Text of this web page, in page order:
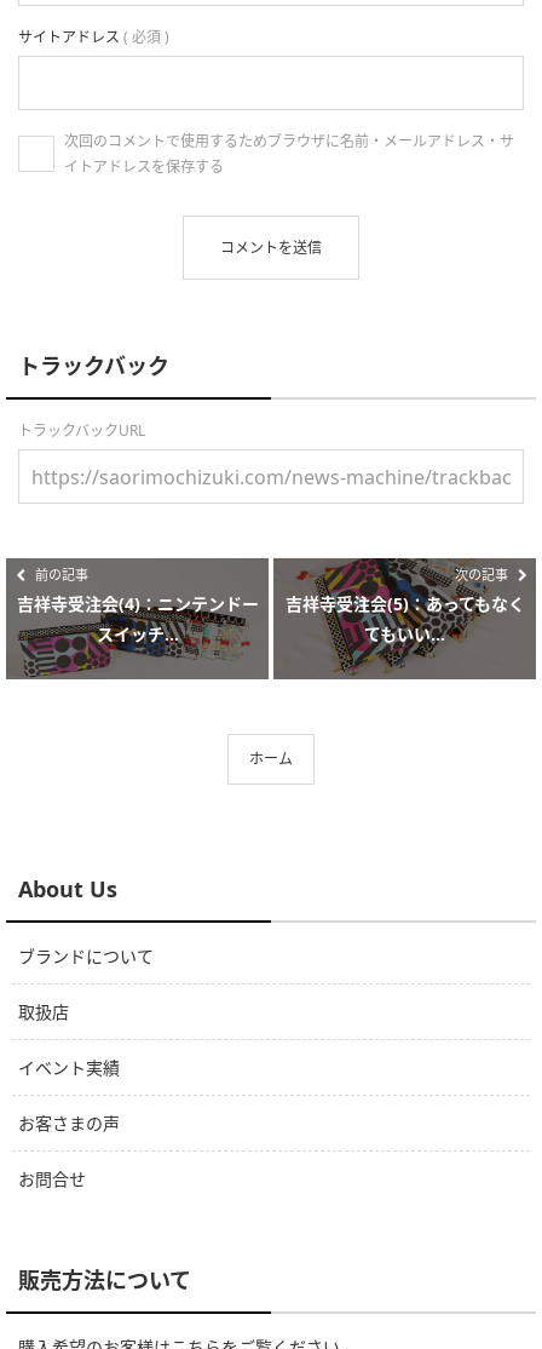
サイトアドレス ( 必須 )
次回のコメントで使用するためブラウザに名前・メールアドレス・サ
イトアドレスを保存する
トラックバック
トラックバックURL
前の記事
吉祥寺受注会(4)：ニンテンドー
スイッチ...
次の記事
吉祥寺受注会(5)：あってもなく
てもいい...
ホーム
About Us
ブランドについて
取扱店
イベント実績
お客さまの声
お問合せ
販売方法について